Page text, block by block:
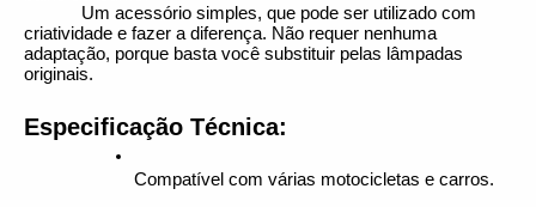
Um acessório simples, que pode ser utilizado com
criatividade e fazer a diferença. Não requer nenhuma
adaptação, porque basta você substituir pelas lâmpadas
originais.
Especificação Técnica:
Compatível com várias motocicletas e carros.